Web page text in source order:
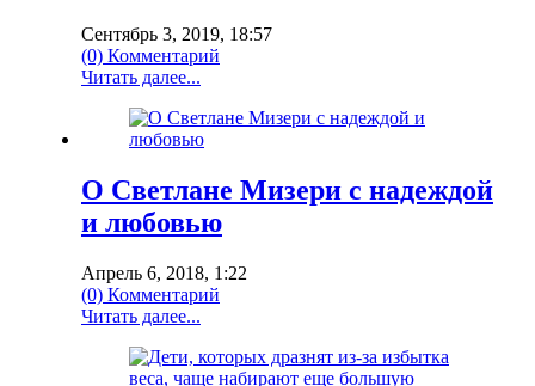
Сентябрь 3, 2019, 18:57
(0) Комментарий
Читать далее...
О Светлане Мизери с надеждой
и любовью
Апрель 6, 2018, 1:22
(0) Комментарий
Читать далее...